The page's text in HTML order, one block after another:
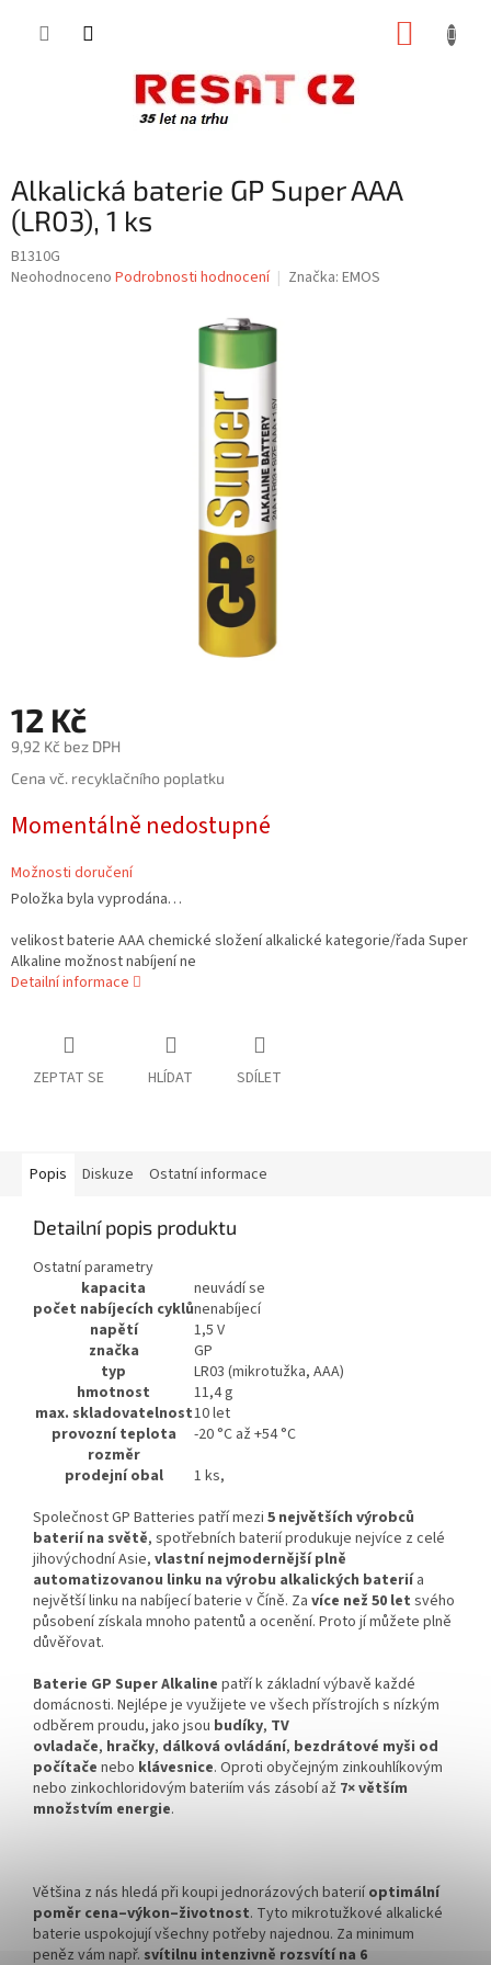
Alkalická baterie GP Super AAA
(LR03), 1 ks
B1310G
Průměrné
Neohodnoceno Podrobnosti hodnocení Značka: EMOS
12 Kč
9,92 Kč bez DPH
Měrná
Cena vč. recyklačního poplatku
Momentálně nedostupné
Možnosti doručení
Položka byla vyprodána…
velikost baterie AAA chemické složení alkalické kategorie/řada Super
Alkaline možnost nabíjení ne
Detailní informace
ZEPTAT SE HLÍDAT SDÍLET
Popis Diskuze Ostatní informace
Detailní popis produktu
Ostatní parametry
kapacita
neuvádí se
počet nabíjecích cyklůnenabíjecí
napětí
1,5 V
značka
GP
typ
LR03 (mikrotužka, AAA)
hmotnost
11,4 g
max. skladovatelnost10 let
provozní teplota
-20 °C až +54 °C
rozměr
prodejní obal
1 ks,
Společnost GP Batteries patří mezi 5 největších výrobců
baterií na světě, spotřebních baterií produkuje nejvíce z celé
jihovýchodní Asie, vlastní nejmodernější plně
automatizovanou linku na výrobu alkalických bateriía
největší linku na nabíjecí baterie v Číně. Za více než 50 let svého
působení získala mnoho patentů a ocenění. Proto jí můžete plně
důvěřovat.
Baterie GP Super Alkaline patří k základní výbavě každé
domácnosti. Nejlépe je využijete ve všech přístrojích s nízkým
odběrem proudu, jako jsou budíky, TV
ovladače, hračky, dálková ovládání, bezdrátové myši od
počítače nebo klávesnice. Oproti obyčejným zinkouhlíkovým
nebo zinkochloridovým bateriím vás zásobí až 7× větším
množstvím energie.
Většina z nás hledá při koupi jednorázových baterií optimální
poměr cena–výkon–životnost. Tyto mikrotužkové alkalické
baterie uspokojují všechny potřeby najednou. Za minimum
peněz vám např. svítilnu intenzivně rozsvítí na 6